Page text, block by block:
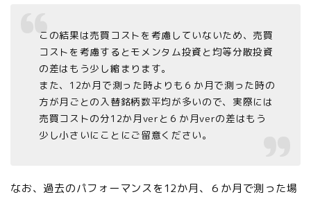
この結果は売買コストを考慮していないため、売買
コストを考慮するとモメンタム投資と均等分散投資
の差はもう少し縮まります。
また、12か月で測った時よりも６か月で測った時の
方が月ごとの入替銘柄数平均が多いので、実際には
売買コストの分12か月verと６か月verの差はもう
少し小さいにことにご留意ください。
なお、過去のパフォーマンスを12か月、６か月で測った場